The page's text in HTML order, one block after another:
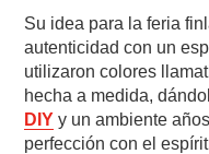
Su idea para la feria
autenticidad con un
utilizaron colores
hecha a medida,
DIY y un ambiente
perfección con el